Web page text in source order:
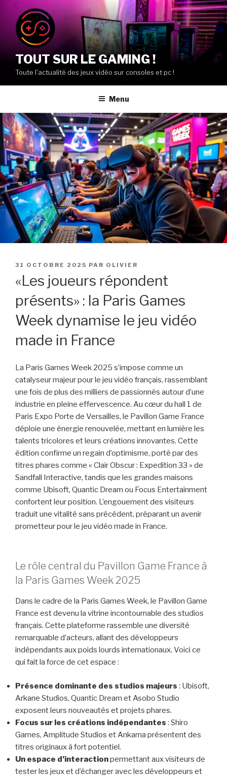
contenu
principal
TOUT SUR LE GAMING !
Toute l'actualité des jeux vidéo sur consoles et pc !
Menu
PUBLIÉ
31 OCTOBRE 2025 PAR OLIVIER
«Les joueurs répondent
présents» : la Paris Games
Week dynamise le jeu vidéo
made in France
La Paris Games Week 2025 s’impose comme un
catalyseur majeur pour le jeu vidéo français, rassemblant
une fois de plus des milliers de passionnés autour d’une
industrie en pleine effervescence. Au cœur du hall 1 de
Paris Expo Porte de Versailles, le Pavillon Game France
déploie une énergie renouvelée, mettant en lumière les
talents tricolores et leurs créations innovantes. Cette
édition confirme un regain d’optimisme, porté par des
titres phares comme « Clair Obscur : Expedition 33 » de
Sandfall Interactive, tandis que les grandes maisons
comme Ubisoft, Quantic Dream ou Focus Entertainment
confortent leur position. L’engouement des visiteurs
traduit une vitalité sans précédent, préparant un avenir
prometteur pour le jeu vidéo made in France.
Le rôle central du Pavillon Game France à
la Paris Games Week 2025
Dans le cadre de la Paris Games Week, le Pavillon Game
France est devenu la vitrine incontournable des studios
français. Cette plateforme rassemble une diversité
remarquable d’acteurs, allant des développeurs
indépendants aux poids lourds internationaux. Voici ce
qui fait la force de cet espace :
Présence dominante des studios majeurs : Ubisoft,
Arkane Studios, Quantic Dream et Asobo Studio
exposent leurs nouveautés et projets phares.
Focus sur les créations indépendantes : Shiro
Games, Amplitude Studios et Ankama présentent des
titres originaux à fort potentiel.
Un espace d’interactionpermettant aux visiteurs de
tester les jeux et d’échanger avec les développeurs et